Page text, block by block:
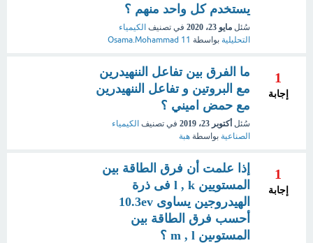
يستخدم كل واحد منهم ؟
سُئل مايو 23، 2020 في تصنيف الكيمياء
التحليلية بواسطة Osama.Mohammad 11
1
إجابة
ما الفرق بين تفاعل الننهيدرين
مع البروتين و تفاعل الننهيدرين
مع حمض اميني ؟
سُئل أكتوبر 23، 2019 في تصنيف الكيمياء
الصناعية بواسطة هبة
1
إجابة
إذا علمت أن فرق الطاقة بين
المستويين l , k فى ذرة
الهيدروجين يساوى 10.3ev
أحسب فرق الطاقة بين
المستوىين m , l ؟